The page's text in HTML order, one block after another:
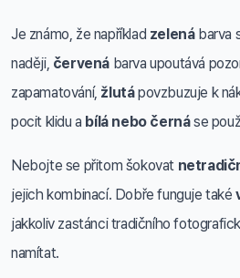
Je známo, že například zelenábarva
naději, červená barva upoutává
zapamatování, žlutápovzbuzuje k
pocit klidu a bílá nebo černáse
Nebojte se přitom šokovat
jejich kombinací. Dobře funguje také
jakkoliv zastánci tradičního
namítat.